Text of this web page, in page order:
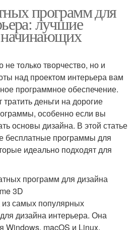
программ для
лучшие
не только творчество, но и
над проектом интерьера вам
программное обеспечение.
деньги на дорогие
особенно если вы
основы дизайна. В этой статье
бесплатные программы для
идеально подходят для
программ для дизайна
3D
самых популярных
дизайна интерьера. Она
Windows, macOS и Linux.